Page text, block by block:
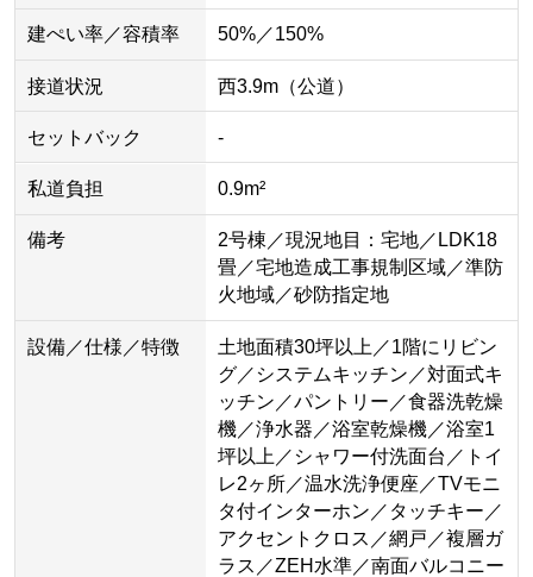
建ぺい率／容積率 50%／150%
接道状況 西3.9m（公道）
セットバック -
私道負担 0.9m²
備考
2号棟／現況地目：宅地／LDK18
畳／宅地造成工事規制区域／準防
火地域／砂防指定地
設備／仕様／特徴
土地面積30坪以上／1階にリビン
グ／システムキッチン／対面式キ
ッチン／パントリー／食器洗乾燥
機／浄水器／浴室乾燥機／浴室1
坪以上／シャワー付洗面台／トイ
レ2ヶ所／温水洗浄便座／TVモニ
タ付インターホン／タッチキー／
アクセントクロス／網戸／複層ガ
ラス／ZEH水準／南面バルコニー